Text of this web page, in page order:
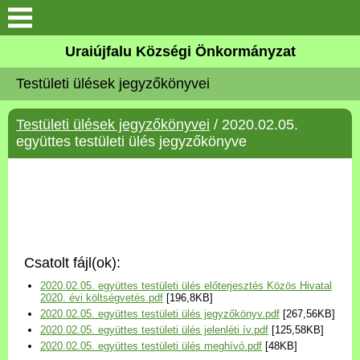
Köszöntő
Elérhetőségek
Uraiújfalu
Választási információk
Versenyképes Járások
Program
Uraiújfalu Községi Önkormányzat
Testületi ülések jegyzőkönyvei
Testületi ülések jegyzőkönyvei / 2020.02.05.
együttes testületi ülés jegyzőkönyve
Csatolt fájl(ok):
2020.02.05. együttes testületi ülés előterjesztés Közös Hivatal
2020. évi költségvetés.pdf [196,8KB]
2020.02.05. együttes testületi ülés jegyzőkönyv.pdf [267,56KB]
2020.02.05. együttes testületi ülés jelenléti ív.pdf [125,58KB]
2020.02.05. együttes testületi ülés meghívó.pdf [48KB]